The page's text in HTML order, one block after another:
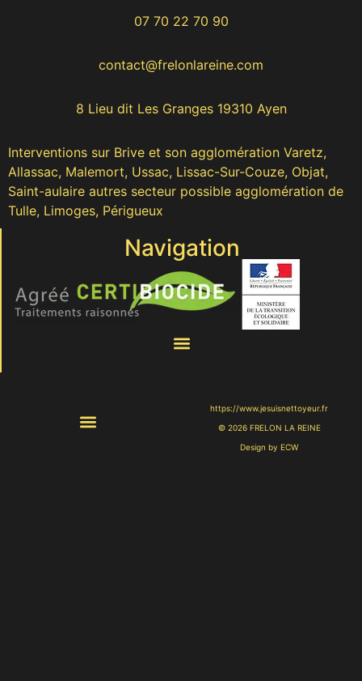
07 70 22 70 90
contact@frelonlareine.com
8 Lieu dit Les Granges 19310 Ayen
Interventions sur Brive et son agglomération Varetz,
Allassac, Malemort, Ussac, Lissac-Sur-Couze, Objat,
Saint-aulaire autres secteur possible agglomération de
Tulle, Limoges, Périgueux
Navigation
https://www.jesuisnettoyeur.fr
© 2026 FRELON LA REINE
Design by ECW